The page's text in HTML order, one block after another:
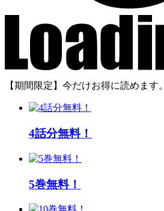
【期間限定】今だけお得に読めます。
4話分無料！
5巻無料！